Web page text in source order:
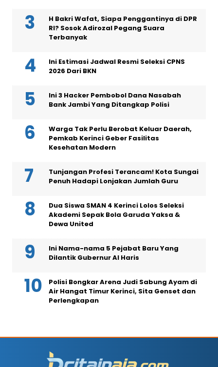
H Bakri Wafat, Siapa Penggantinya di DPR
RI? Sosok Adirozal Pegang Suara
Terbanyak
Ini Estimasi Jadwal Resmi Seleksi CPNS
2026 Dari BKN
Ini 3 Hacker Pembobol Dana Nasabah
Bank Jambi Yang Ditangkap Polisi
Warga Tak Perlu Berobat Keluar Daerah,
Pemkab Kerinci Geber Fasilitas
Kesehatan Modern
Tunjangan Profesi Terancam! Kota Sungai
Penuh Hadapi Lonjakan Jumlah Guru
Dua Siswa SMAN 4 Kerinci Lolos Seleksi
Akademi Sepak Bola Garuda Yaksa &
Dewa United
Ini Nama-nama 5 Pejabat Baru Yang
Dilantik Gubernur Al Haris
Polisi Bongkar Arena Judi Sabung Ayam di
Air Hangat Timur Kerinci, Sita Genset dan
Perlengkapan